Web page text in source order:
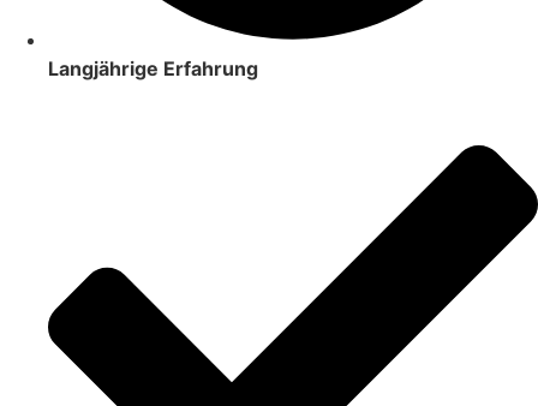
Langjährige Erfahrung